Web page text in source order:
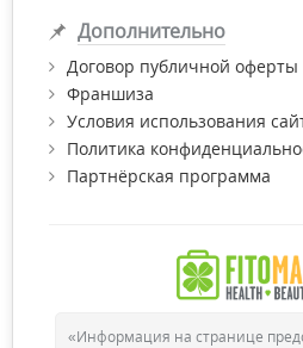
Дополнительно
Договор публичной оферты
Франшиза
Условия использования
Политика
Партнёрская программа
«Информация на странице